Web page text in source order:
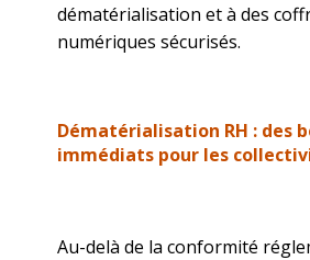
dématérialisation et à des
numériques sécurisés.
Dématérialisation RH : des
immédiats pour les
Au-delà de la conformité